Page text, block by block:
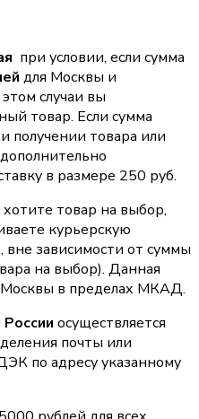
при условии, если сумма
для Москвы и
случаи вы
товар. Если сумма
получении товара или
в размере 250 руб.
товар на выбор,
курьерскую
вне зависимости от суммы
на выбор). Данная
Москвы в пределах МКАД.
осуществляется
почты или
по адресу указанному